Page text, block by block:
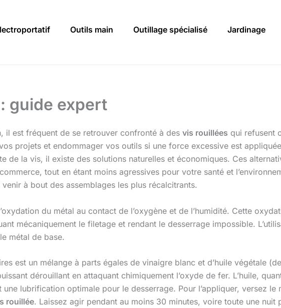
Outils main Outillage spécialisé Jardinage
guide expert
il est fréquent de se retrouver confronté à des vis rouillées qui refusent
projets et endommager vos outils si une force excessive est
de la vis, il existe des solutions naturelles et économiques. Ces
tout en étant moins agressives pour votre santé et
venir à bout des assemblages les plus récalcitrants.
du métal au contact de l’oxygène et de l’humidité. Cette
mécaniquement le filetage et rendant le desserrage impossible.
métal de base.
est un mélange à parts égales de vinaigre blanc et d’huile végétale
dérouillant en attaquant chimiquement l’oxyde de fer. L’huile,
lubrification optimale pour le desserrage. Pour l’appliquer, versez le
rouillée. Laissez agir pendant au moins 30 minutes, voire toute une nuit